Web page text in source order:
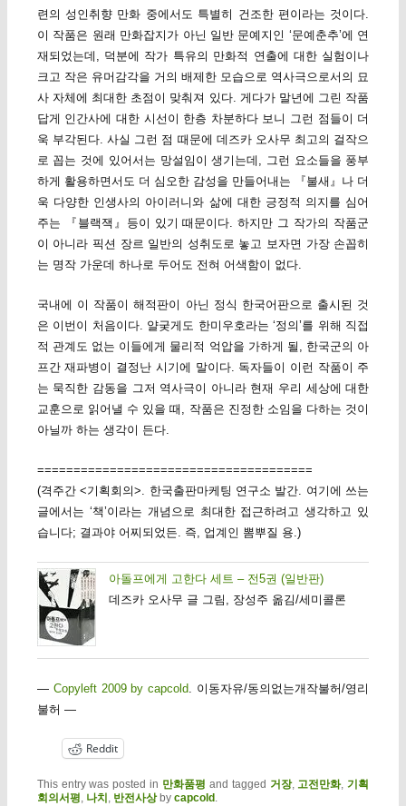
련의 성인취향 만화 중에서도 특별히 건조한 편이라는 것이다.
이 작품은 원래 만화잡지가 아닌 일반 문예지인 ‘문예춘추’에 연
재되었는데, 덕분에 작가 특유의 만화적 연출에 대한 실험이나
크고 작은 유머감각을 거의 배제한 모습으로 역사극으로서의 묘
사 자체에 최대한 초점이 맞춰져 있다. 게다가 말년에 그린 작품
답게 인간사에 대한 시선이 한층 차분하다 보니 그런 점들이 더
욱 부각된다. 사실 그런 점 때문에 데즈카 오사무 최고의 걸작으
로 꼽는 것에 있어서는 망설임이 생기는데, 그런 요소들을 풍부
하게 활용하면서도 더 심오한 감성을 만들어내는 『불새』나 더
욱 다양한 인생사의 아이러니와 삶에 대한 긍정적 의지를 심어
주는 『블랙잭』등이 있기 때문이다. 하지만 그 작가의 작품군
이 아니라 픽션 장르 일반의 성취도로 놓고 보자면 가장 손꼽히
는 명작 가운데 하나로 두어도 전혀 어색함이 없다.
국내에 이 작품이 해적판이 아닌 정식 한국어판으로 출시된 것
은 이번이 처음이다. 얄궂게도 한미우호라는 ‘정의’를 위해 직접
적 관계도 없는 이들에게 물리적 억압을 가하게 될, 한국군의 아
프간 재파병이 결정난 시기에 말이다. 독자들이 이런 작품이 주
는 묵직한 감동을 그저 역사극이 아니라 현재 우리 세상에 대한
교훈으로 읽어낼 수 있을 때, 작품은 진정한 소임을 다하는 것이
아닐까 하는 생각이 든다.
======================================
(격주간 <기획회의>. 한국출판마케팅 연구소 발간. 여기에 쓰는
글에서는 ‘책’이라는 개념으로 최대한 접근하려고 생각하고 있
습니다; 결과야 어찌되었든. 즉, 업계인 뽐뿌질 용.)
아돌프에게 고한다 세트 – 전5권 (일반판)
데즈카 오사무 글 그림, 장성주 옮김/세미콜론
— Copyleft 2009 by capcold. 이동자유/동의없는개작불허/영리
불허 —
Reddit
This entry was posted in 만화품평 and tagged 거장,고전만화,기획
회의서평, 나치 , 반전사상by capcold .